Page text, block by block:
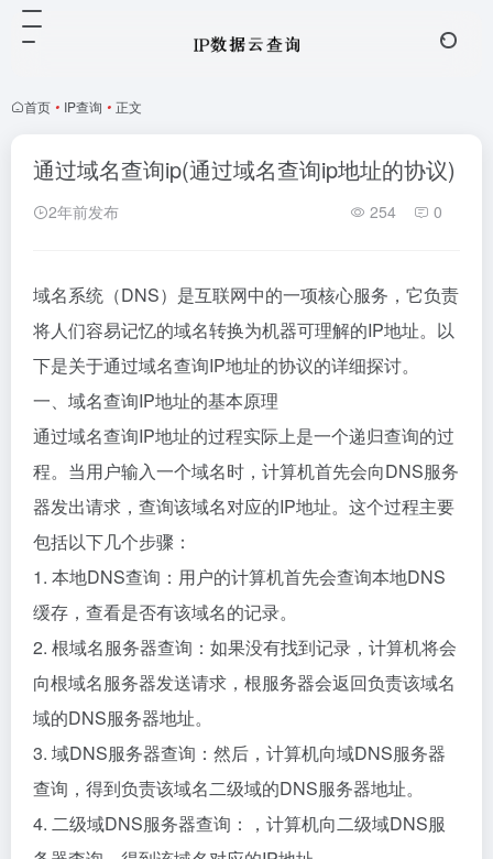
首页 • IP查询 • 正文
通过域名查询ip(通过域名查询ip地址的协议)
2年前发布 254 0
域名系统（DNS）是互联网中的一项核心服务，它负责
将人们容易记忆的域名转换为机器可理解的IP地址。以
下是关于通过域名查询IP地址的协议的详细探讨。
一、域名查询IP地址的基本原理
通过域名查询IP地址的过程实际上是一个递归查询的过
程。当用户输入一个域名时，计算机首先会向DNS服务
器发出请求，查询该域名对应的IP地址。这个过程主要
包括以下几个步骤：
1. 本地DNS查询：用户的计算机首先会查询本地DNS
缓存，查看是否有该域名的记录。
2. 根域名服务器查询：如果没有找到记录，计算机将会
向根域名服务器发送请求，根服务器会返回负责该域名
域的DNS服务器地址。
3. 域DNS服务器查询：然后，计算机向域DNS服务器
查询，得到负责该域名二级域的DNS服务器地址。
4. 二级域DNS服务器查询：，计算机向二级域DNS服